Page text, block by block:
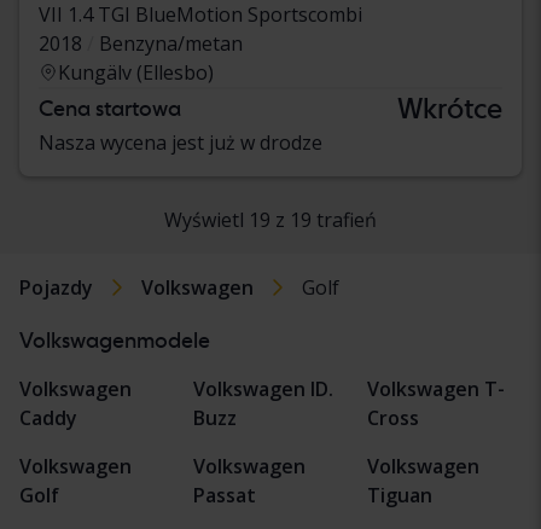
VII 1.4 TGI BlueMotion Sportscombi
2018
Benzyna/metan
Kungälv (Ellesbo)
Cena startowa Wkrótce
Nasza wycena jest już w drodze
Wyświetl 19 z 19 trafień
Pojazdy Volkswagen Golf
Volkswagenmodele
Volkswagen
Caddy
Volkswagen
Golf
Volkswagen ID.
Buzz
Volkswagen
Passat
Volkswagen T-
Cross
Volkswagen
Tiguan